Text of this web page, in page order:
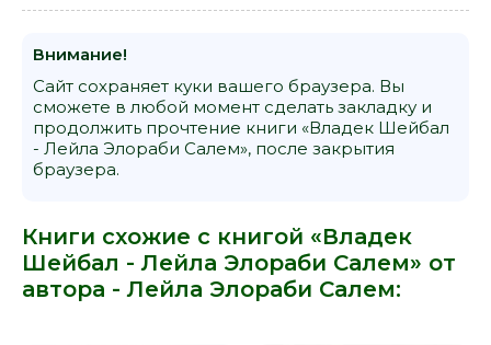
Внимание!
Сайт сохраняет куки вашего браузера. Вы
сможете в любой момент сделать закладку и
продолжить прочтение книги «Владек Шейбал
- Лейла Элораби Салем», после закрытия
браузера.
Книги схожие с книгой «Владек
Шейбал - Лейла Элораби Салем» от
автора -Лейла Элораби Салем: